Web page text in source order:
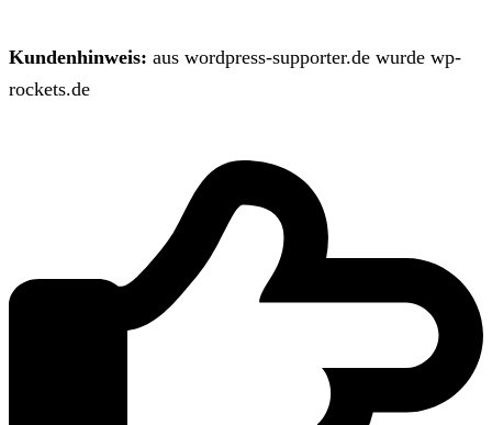
Kundenhinweis: aus wordpress-supporter.de wurde wp-
rockets.de